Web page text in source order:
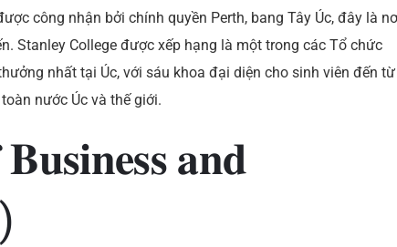
công nhận bởi chính quyền Perth, bang Tây Úc, đây là
Stanley College được xếp hạng là một trong các Tổ chức
nhất tại Úc, với sáu khoa đại diện cho sinh viên đến từ
nước Úc và thế giới.
𝐚𝐧𝐝